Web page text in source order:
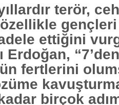
terör,
özellikle
ettiğini
fertlerini
birçok